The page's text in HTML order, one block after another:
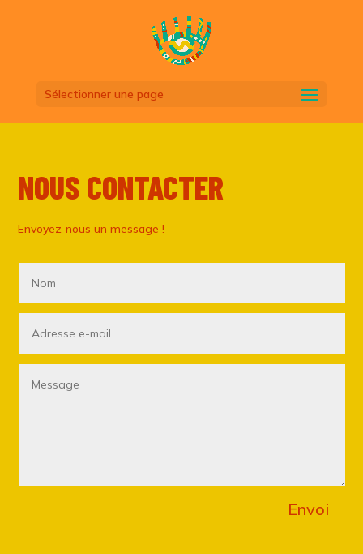
Sélectionner une page
NOUS CONTACTER
Envoyez-nous un message !
Envoi